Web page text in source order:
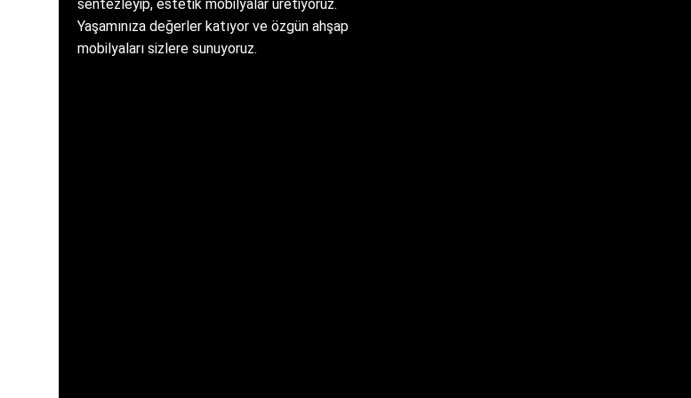
sentezleyip, estetik mobilyalar üretiyoruz.
Yaşamınıza değerler katıyor ve özgün ahşap
mobilyaları sizlere sunuyoruz.